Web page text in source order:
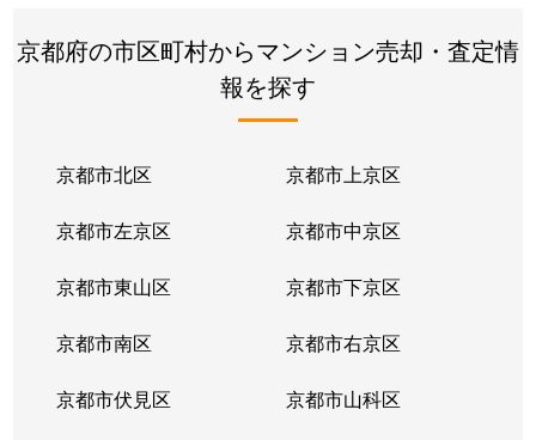
京都府の市区町村からマンション売却・査定情
報を探す
京都市北区 京都市上京区
京都市左京区 京都市中京区
京都市東山区 京都市下京区
京都市南区 京都市右京区
京都市伏見区 京都市山科区